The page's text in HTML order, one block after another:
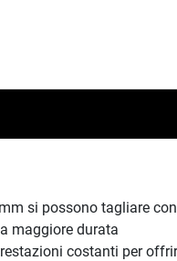
si possono tagliare
maggiore durata
costanti per